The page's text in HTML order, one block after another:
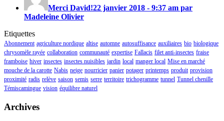
Merci David!22 janvier 2018 - 9:37 am par
Madeleine Olivier
Etiquettes
Abonnement agriculture nordique altise automne autosuffisance auxiliaires bio biologique
chrysomèle rayée collaboration communauté expertise Fallacis filet anti-insectes fraise
framboise hiver insectes insectes nuisibles jardin local manger local Mise en marché
mouche de la carotte Nabis neige nourricier panier potager printemps produit provision
proximité radis relève saison semis serre territoire trichogramme tunnel Tunnel chenille
Témiscamingue vision équilibre naturel
Archives